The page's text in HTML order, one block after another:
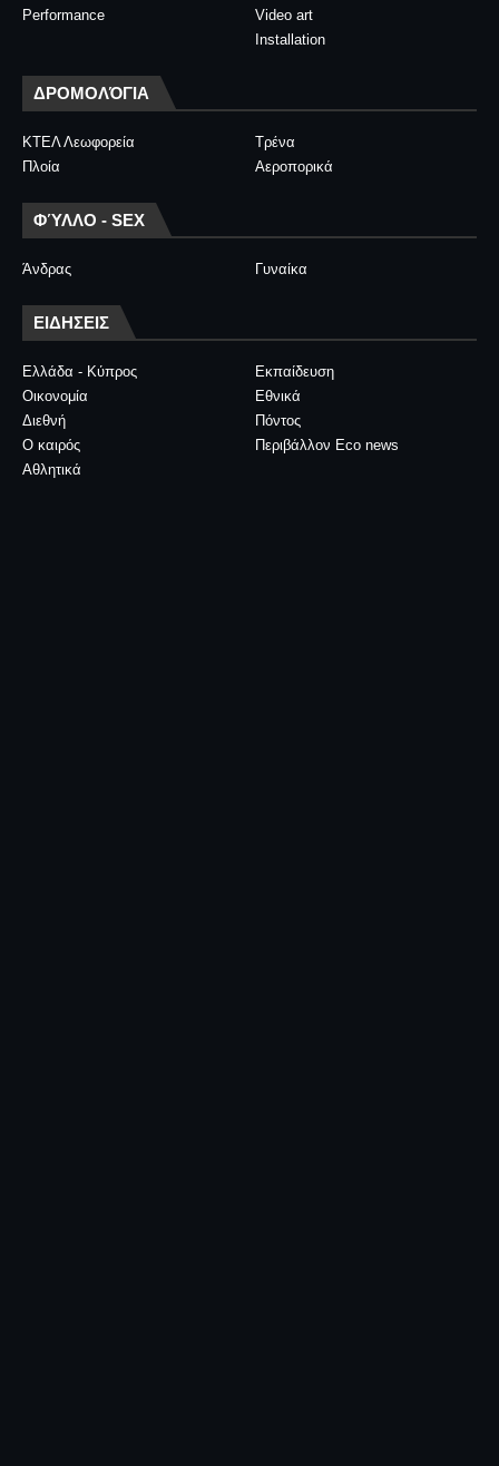
Video art
Performance
Installation
ΔΡΟΜΟΛΌΓΙΑ
ΚΤΕΛ Λεωφορεία
Τρένα
Πλοία
Αεροπορικά
ΦΎΛΛΟ - SEX
Άνδρας Γυναίκα
ΕΙΔΗΣΕΙΣ
Ελλάδα - Κύπρος
Εκπαίδευση
Οικονομία
Εθνικά
Διεθνή
Πόντος
Ο καιρός
Περιβάλλον Eco news
Αθλητικά